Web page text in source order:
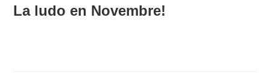
La ludo en Novembre!